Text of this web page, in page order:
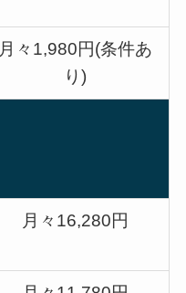
月々1,980円(条件あ
り)
月々16,280円